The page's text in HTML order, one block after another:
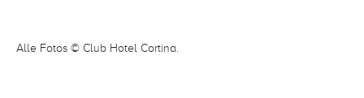
Alle Fotos © Club Hotel Cortina.